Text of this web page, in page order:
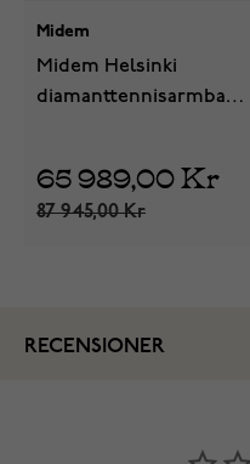
Midem
Midem Helsinki
diamanttennisarmband
65 989,00 Kr
87 945,00 Kr
RECENSIONER